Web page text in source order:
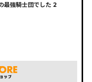
最強騎士団でした 2